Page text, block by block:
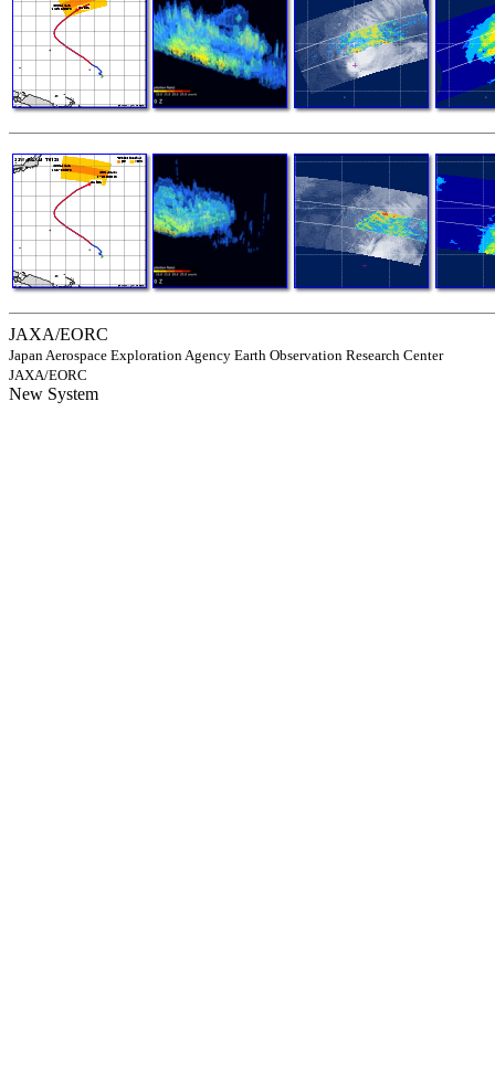
JAXA/EORC
Japan Aerospace Exploration Agency Earth Observation Research Center
JAXA/EORC
New System